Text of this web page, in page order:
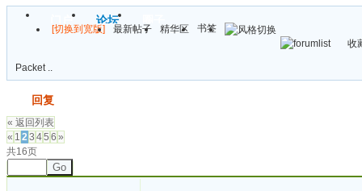
门户 论坛
[切换到宽版] 最新帖子 精华区
书签
收
Packet ..
回复
« 返回列表
« 1 23 45 6 »
共16页
Go